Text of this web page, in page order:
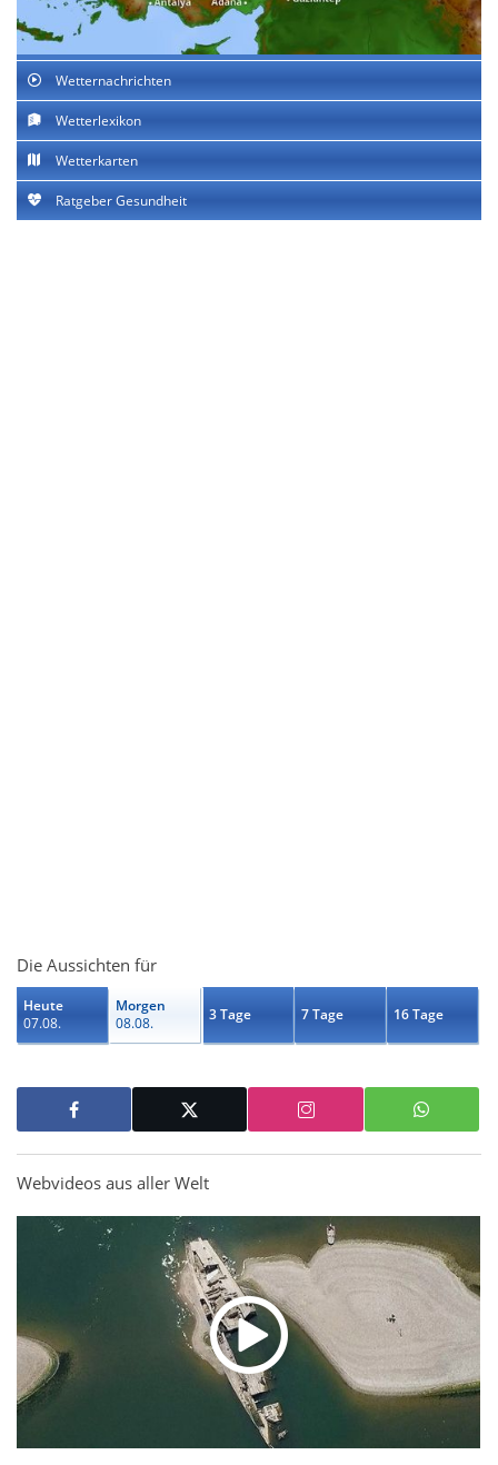
Wetternachrichten
Wetterlexikon
Wetterkarten
Ratgeber Gesundheit
Die Aussichten für
Heute
07.08.
Morgen
08.08.
3 Tage 7 Tage 16 Tage
Webvideos aus aller Welt